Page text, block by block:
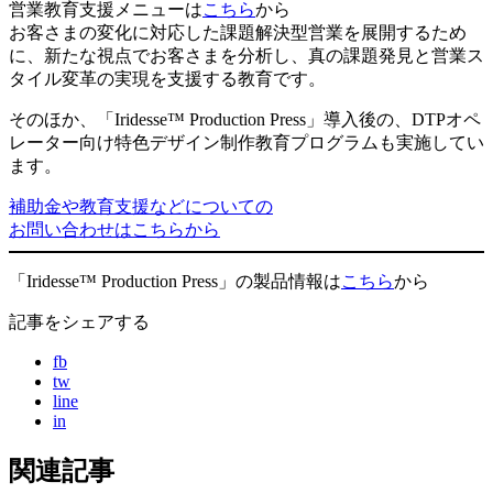
営業教育支援メニューはこちらから
お客さまの変化に対応した課題解決型営業を展開するため
に、新たな視点でお客さまを分析し、真の課題発見と営業ス
タイル変革の実現を支援する教育です。
そのほか、「Iridesse™ Production Press」導入後の、DTPオペ
レーター向け特色デザイン制作教育プログラムも実施してい
ます。
補助金や教育支援などについての
お問い合わせはこちらから
「Iridesse™ Production Press」の製品情報はこちらから
記事をシェアする
fb
tw
line
in
関連記事